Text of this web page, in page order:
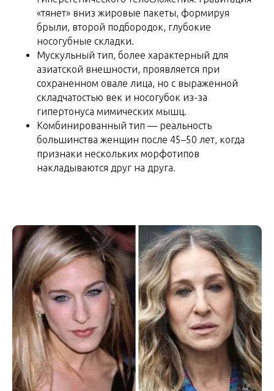
«тянет» вниз жировые пакеты, формируя
брыли, второй подбородок, глубокие
носогубные складки.
Мускульный тип, более характерный для
азиатской внешности, проявляется при
сохраненном овале лица, но с выраженной
складчатостью век и носогубок из-за
гипертонуса мимических мышц.
Комбинированный тип — реальность
большинства женщин после 45–50 лет, когда
признаки нескольких морфотипов
накладываются друг на друга.